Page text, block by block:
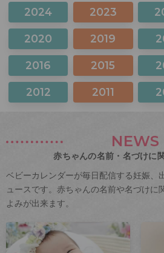
2024 2023
2020 2019
2016 2015
2012 2011
NEWS
赤ちゃんの名前・名づけに
ベビーカレンダーが毎日配信する妊娠、
ュースです。赤ちゃんの名前や名づけに
よみが出来ます。